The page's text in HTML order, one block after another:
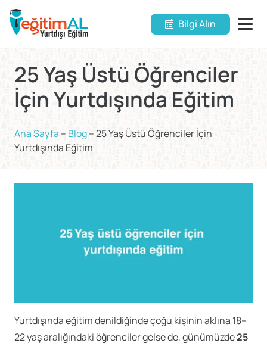
Bilgi Alın
25 Yaş Üstü Öğrenciler
İçin Yurtdışında Eğitim
Ana Sayfa – Blog–25 Yaş Üstü Öğrenciler İçin
Yurtdışında Eğitim
Yurtdışında eğitim denildiğinde çoğu kişinin aklına 18–
22 yaş aralığındaki öğrenciler gelse de, günümüzde25